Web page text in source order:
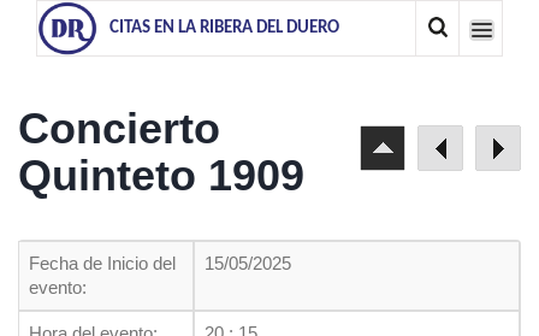
CITAS EN LA RIBERA DEL DUERO
Concierto
Quinteto 1909
Fecha de Inicio del
evento:
15/05/2025